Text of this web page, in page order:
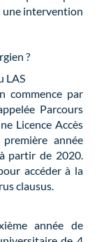
une intervention
?
LAS
commence par
Parcours
Licence Accès
année
partir de 2020.
accéder à la
clausus.
année de